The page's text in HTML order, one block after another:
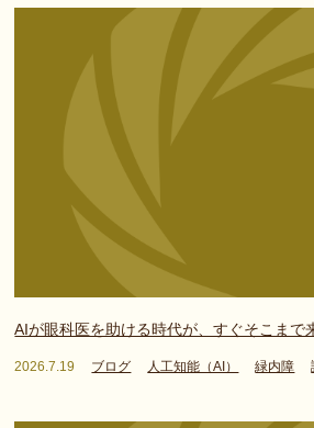
AIが眼科医を助ける時代が、すぐそこまで
2026.7.19 ブログ 人工知能（AI） 緑内障